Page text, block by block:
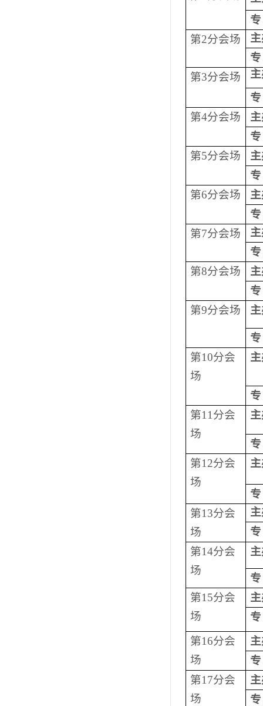
专
第2分会场
专
第3分会场
专
第4分会场
专
第5分会场
专
第6分会场
专
第7分会场
专
第8分会场
专
第9分会场
专
第10分会
场
专
第11 分会
场
专
第12分会
场
专
第13分会
场
专
第14分会
场
专
第15分会
场
专
第16分会
场
专
第17分会
场
专